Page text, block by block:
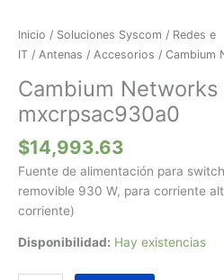
Inicio / Soluciones Syscom / Redes e
IT / Antenas / Accesorios / Cambium
Cambium Networks
mxcrpsac930a0
$14,993.63
Fuente de alimentación para
removible 930 W, para corriente
corriente)
Disponibilidad: Hay existencias